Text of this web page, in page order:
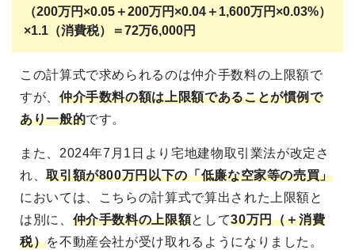
（200万円×0.05＋200万円×0.04＋1,600万円×0.03%）
×1.1（消費税）＝72万6,000円
この計算式で求められるのは仲介手数料の上限額で
すが、 仲介手数料の額は上限額であることが慣例で
あり一般的です。
また、2024年7月1日より宅地建物取引業法が改定さ
れ、取引額が800万円以下の「低廉な空家等の売買」
においては、こちらの計算式で算出された上限額と
は別に、 仲介手数料の上限額として30万円（＋消費
税）を不動産会社が受け取れるようになりました。